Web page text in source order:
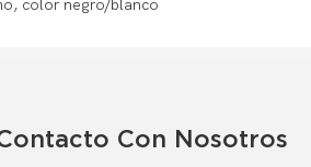
Con Nosotros